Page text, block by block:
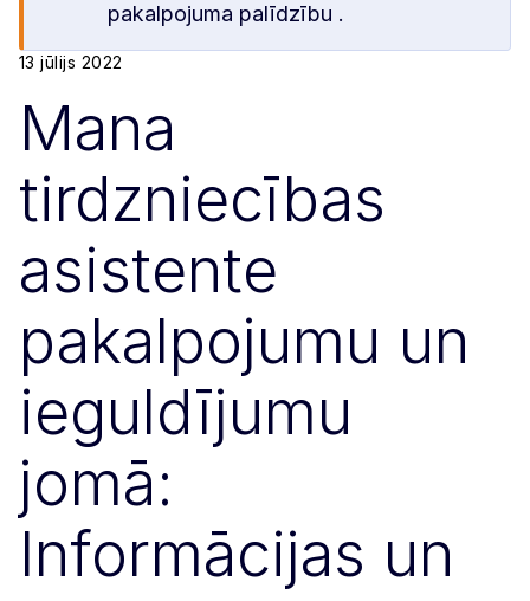
pakalpojuma palīdzību .
13 jūlijs 2022
Mana
tirdzniecības
asistente
pakalpojumu un
ieguldījumu
jomā:
Informācijas un